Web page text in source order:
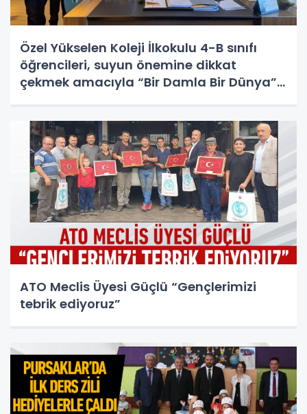
Özel Yükselen Koleji İlkokulu 4-B sınıfı
öğrencileri, suyun önemine dikkat
çekmek amacıyla “Bir Damla Bir Dünya”
gerçekleştirdi.
ATO Meclis Üyesi Güçlü “Gençlerimizi
tebrik ediyoruz”